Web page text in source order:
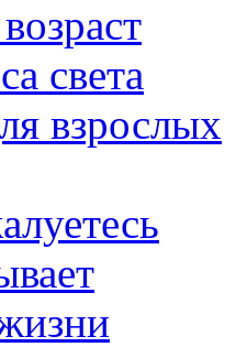
света
взрослых